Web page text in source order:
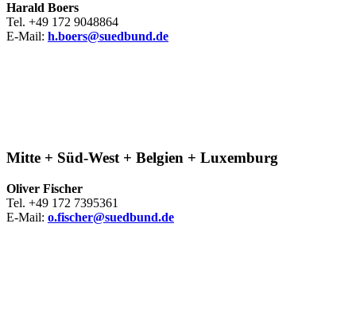
Harald Boers
Tel. +49 172 9048864
E-Mail: h.boers@suedbund.de
Mitte + Süd-West + Belgien + Luxemburg
Oliver Fischer
Tel. +49 172 7395361
E-Mail: o.fischer@suedbund.de